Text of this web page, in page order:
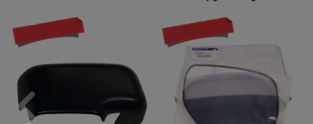
موجود نیست به زودی